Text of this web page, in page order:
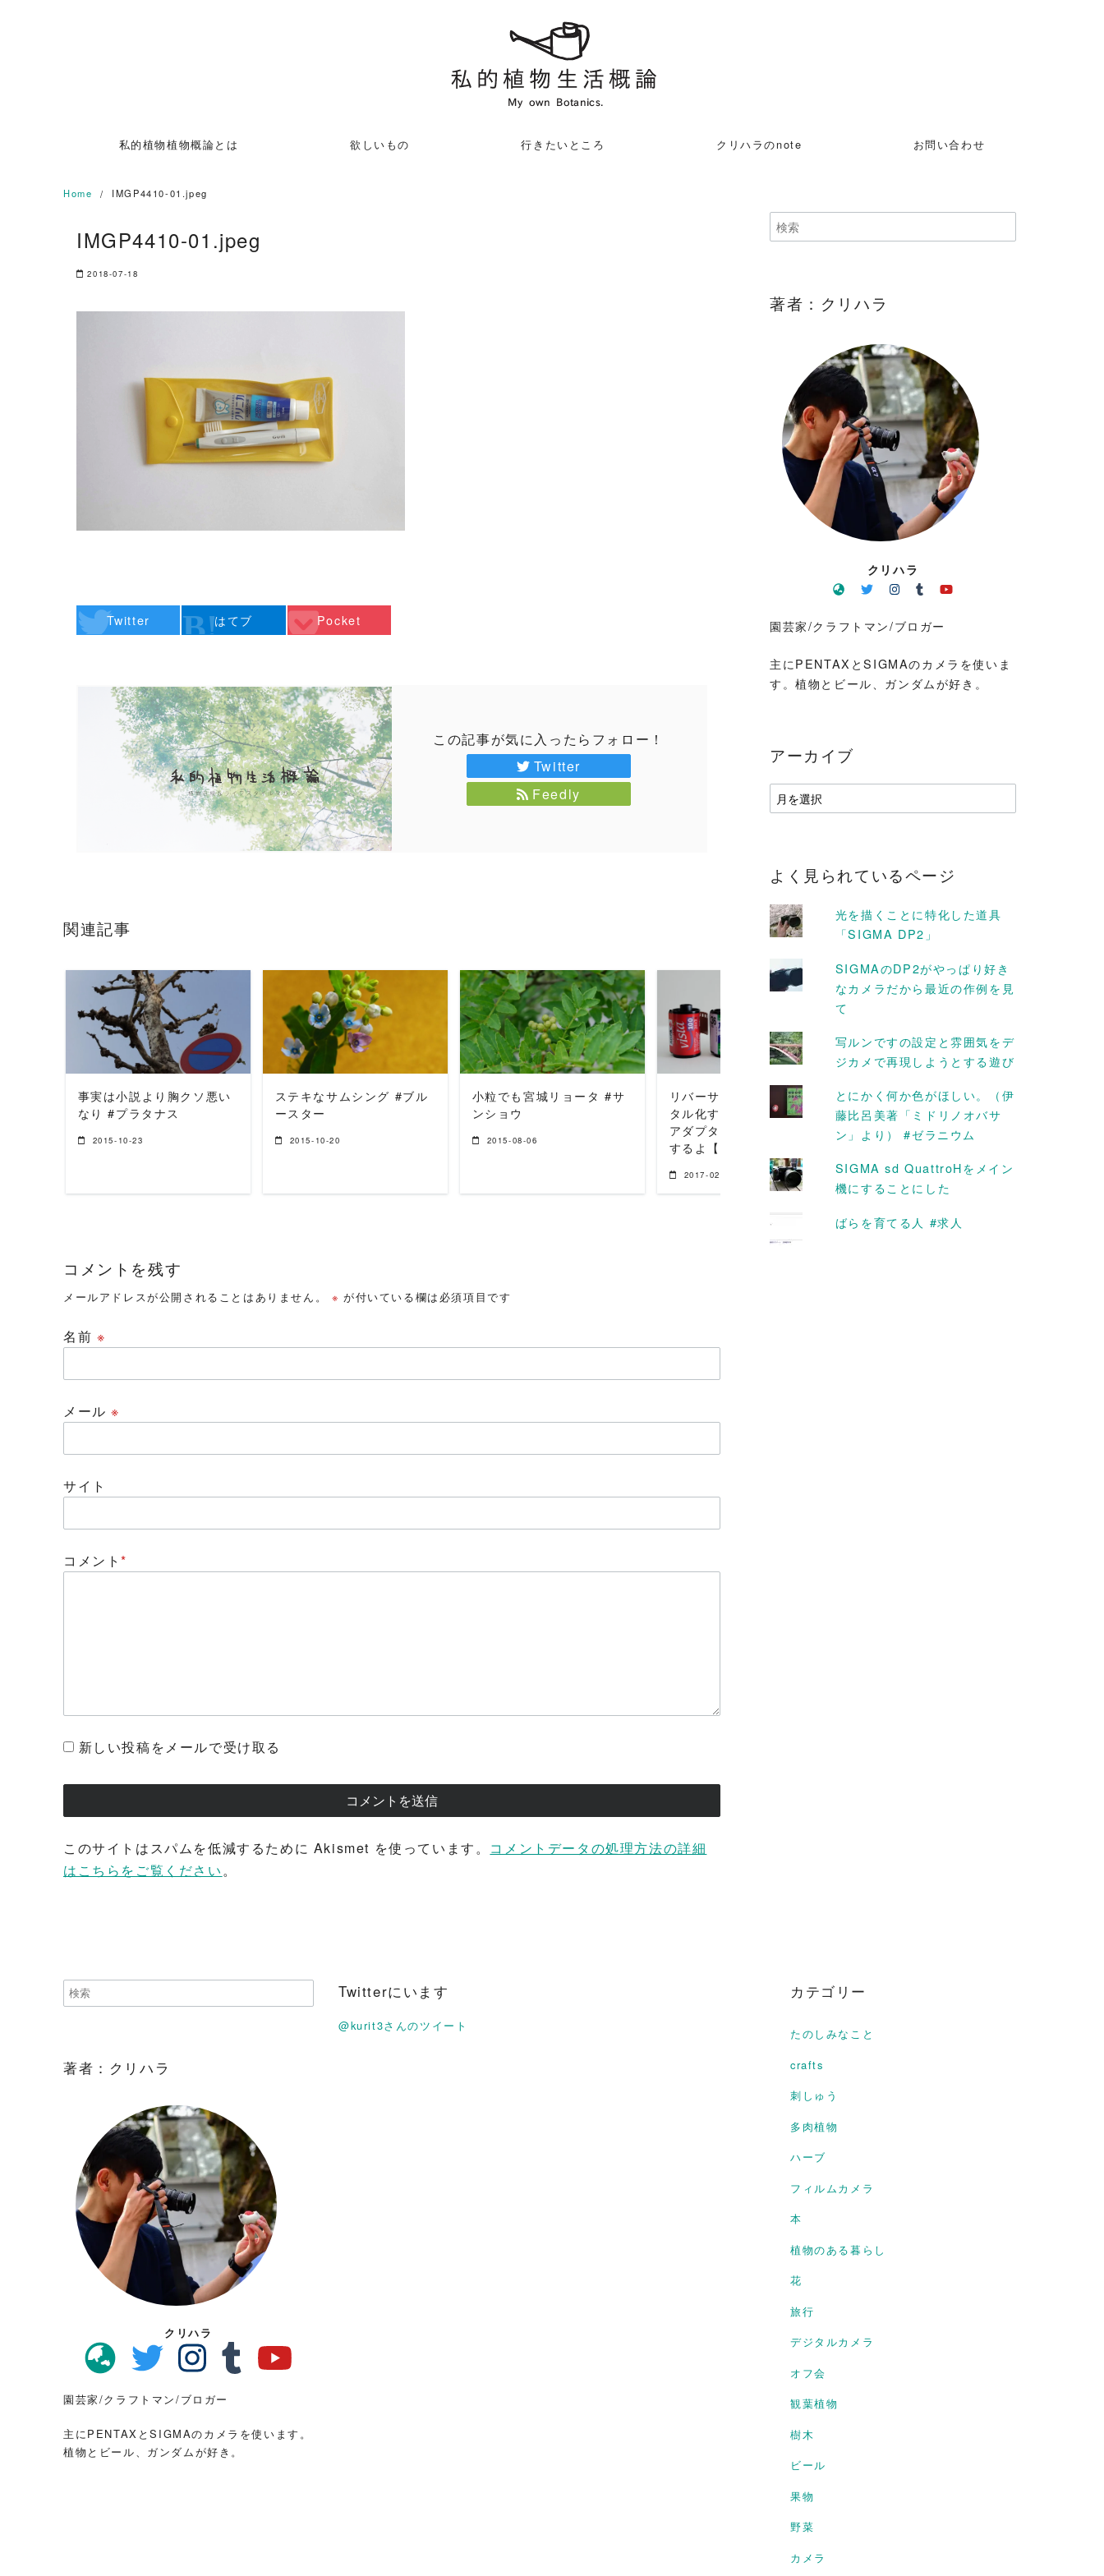
私的植物植物概論とは 欲しいもの 行きたいところ クリハラのnote お問い合わせ
Home IMGP4410-01.jpeg
IMGP4410-01.jpeg
2018-07-18
Twitter はてブ Pocket
この記事が気に入ったらフォロー！
Twitter
Feedly
関連記事
READ MORE
事実は小説より胸クソ悪い
なり #プラタナス
2015-10-23
READ MORE
ステキなサムシング #ブル
ースター
2015-10-20
READ MORE
小粒でも宮城リョータ #サ
ンショウ
2015-08-06
READ MORE
リバーサルフィルムをデジ
タル化するためにスライド
アダプター的なやつをDIY
するよ【超簡易】
2017-02-15
最高にロックな男は怒ると
怖い【松平容保】 #読み終
わった本リスト Advent
Calendar 2015
2015-12-19
コメントを残す
メールアドレスが公開されることはありません。 ※ が付いている欄は必須項目です
名前 ※
メール※
サイト
コメント*
新しい投稿をメールで受け取る
このサイトはスパムを低減するために Akismet を使っています。 コメントデータの処理方法の詳細
はこちらをご覧ください。
著者：クリハラ
クリハラ
園芸家/クラフトマン/ブロガー
主にPENTAXとSIGMAのカメラを使いま
す。植物とビール、ガンダムが好き。
アーカイブ
ア
ー
ブ
よく見られているページ
光を描くことに特化した道具
「SIGMA DP2」
SIGMAのDP2がやっぱり好き
なカメラだから最近の作例を見
て
写ルンですの設定と雰囲気をデ
ジカメで再現しようとする遊び
とにかく何か色がほしい。（伊
藤比呂美著「ミドリノオバサ
ン」より） #ゼラニウム
SIGMA sd QuattroHをメイン
機にすることにした
ばらを育てる人 #求人
著者：クリハラ
クリハラ
園芸家/クラフトマン/ブロガー
主にPENTAXとSIGMAのカメラを使います。
植物とビール、ガンダムが好き。
Twitterにいます
@kurit3さんのツイート
カテゴリー
たのしみなこと
crafts
刺しゅう
多肉植物
ハーブ
フィルムカメラ
本
植物のある暮らし
花
旅行
デジタルカメラ
オフ会
観葉植物
樹木
ビール
果物
野菜
カメラ